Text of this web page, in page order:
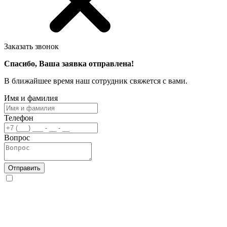
Заказать звонок
Спасибо, Ваша заявка отправлена!
В ближайшее время наш сотрудник свяжется с вами.
Имя и фамилия
Телефон
Вопрос
Отправить